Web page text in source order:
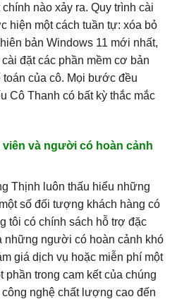
nào xảy ra. Quy trình cài
hiện một cách tuần tự: xóa bỏ
bản Windows 11 mới nhất,
đặt các phần mềm cơ bản
của cô. Mọi bước đều
Cô Thanh có bất kỳ thắc mắc
và người có hoàn cảnh
Thịnh luôn thấu hiểu những
số đối tượng khách hàng có
tôi có chính sách hỗ trợ đặc
những người có hoàn cảnh khó
giá dịch vụ hoặc miễn phí một
trong cam kết của chúng
nghệ chất lượng cao đến